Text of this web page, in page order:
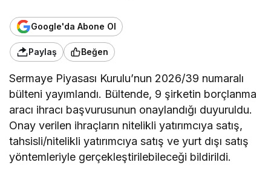
Google'da Abone Ol
Paylaş Beğen
Sermaye Piyasası Kurulu’nun 2026/39 numaralı
bülteni yayımlandı. Bültende, 9 şirketin borçlanma
aracı ihracı başvurusunun onaylandığı duyuruldu.
Onay verilen ihraçların nitelikli yatırımcıya satış,
tahsisli/nitelikli yatırımcıya satış ve yurt dışı satış
yöntemleriyle gerçekleştirilebileceği bildirildi.